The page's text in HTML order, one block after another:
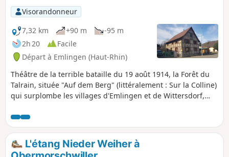
Visorandonneur
7,32 km
+90 m
-95 m
2h 20
Facile
Départ à Emlingen (Haut-Rhin)
Théâtre de la terrible bataille du 19 août 1914, la Forêt du
Talrain, située "Auf dem Berg" (littéralement : Sur la Colline)
qui surplombe les villages d'Emlingen et de Wittersdorf,
en apprendra davantage sur des acteurs de cette bataille
via le Sentier de la mémoire que ce parcours emprunte en
partie.L'étang Nieder Weiher à